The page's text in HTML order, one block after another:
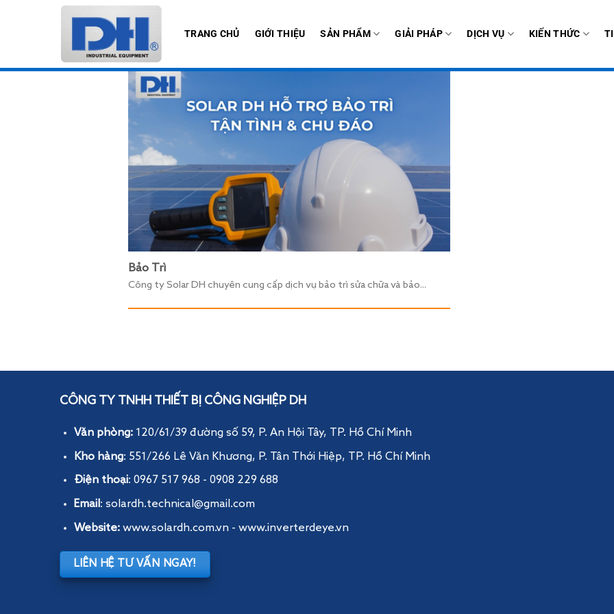
TRANG CHỦ GIỚI THIỆU SẢN PHẨM GIẢI PHÁP DỊCH VỤ KIẾN THỨC
Bảo Trì
Công ty Solar DH chuyên cung cấp dịch vụ bảo trì sửa chữa và bảo...
CÔNG TY TNHH THIẾT BỊ CÔNG NGHIỆP DH
Văn phòng: 120/61/39 đường số 59, P. An Hội Tây, TP. Hồ Chí Minh
Kho hàng: 551/266 Lê Văn Khương, P. Tân Thới Hiệp, TP. Hồ Chí Minh
Điện thoại: 0967 517 968 - 0908 229 688
Email : solardh.technical@gmail.com
Website: www.solardh.com.vn- www.inverterdeye.vn
LIÊN HỆ TƯ VẤN NGAY!